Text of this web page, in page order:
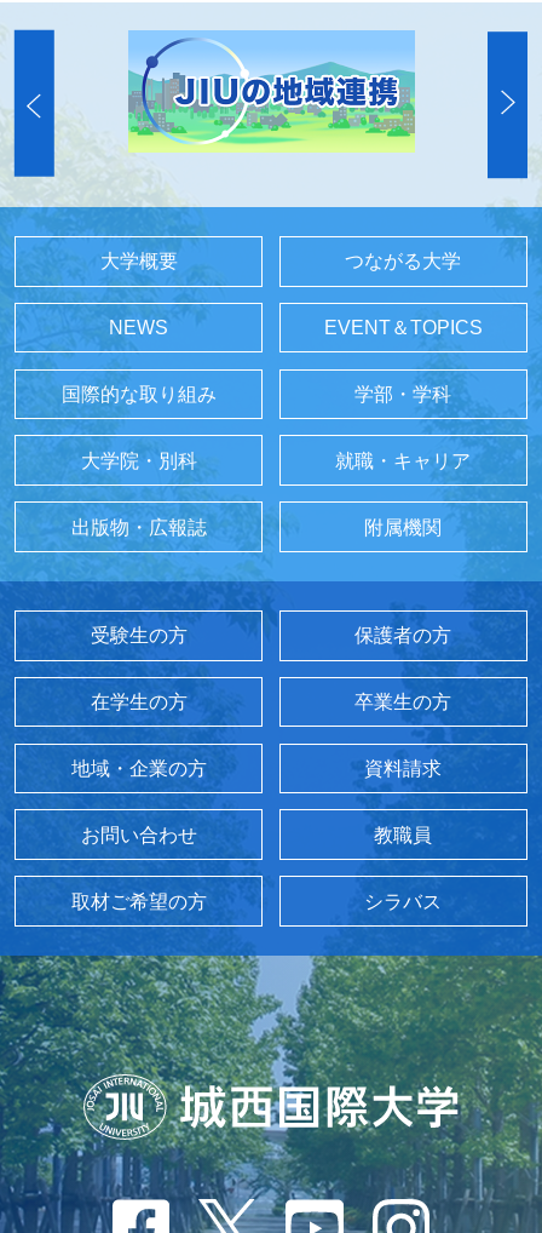
大学概要 つながる大学
NEWS EVENT＆TOPICS
国際的な取り組み 学部・学科
大学院・別科 就職・キャリア
出版物・広報誌 附属機関
受験生の方 保護者の方
在学生の方 卒業生の方
地域・企業の方 資料請求
お問い合わせ 教職員
取材ご希望の方 シラバス